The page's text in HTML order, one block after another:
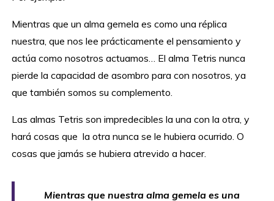
Mientras que un alma gemela es como una réplica
nuestra, que nos lee prácticamente el pensamiento y
actúa como nosotros actuamos… El alma Tetris nunca
pierde la capacidad de asombro para con nosotros, ya
que también somos su complemento.
Las almas Tetris son impredecibles la una con la otra, y
hará cosas que la otra nunca se le hubiera ocurrido. O
cosas que jamás se hubiera atrevido a hacer.
Mientras que nuestra alma gemela es una